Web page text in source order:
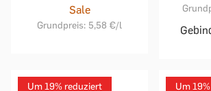
Sale
Grundpreis: 5,58 €/l
Um 19% reduziert Um